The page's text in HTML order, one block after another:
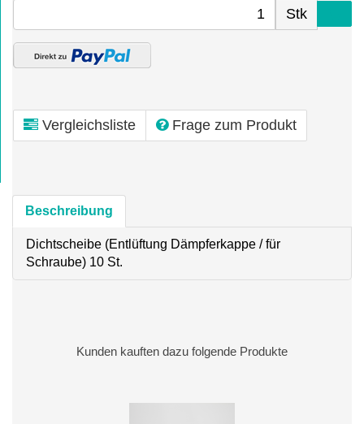
Stk
Vergleichsliste Frage zum Produkt
Beschreibung
Dichtscheibe (Entlüftung Dämpferkappe / für
Schraube) 10 St.
Kunden kauften dazu folgende Produkte